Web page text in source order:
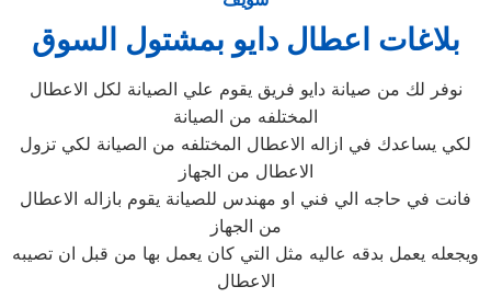
بلاغات اعطال دايو بمشتول السوق
نوفر لك من صيانة دايو فريق يقوم علي الصيانة لكل الاعطال
المختلفه من الصيانة
لكي يساعدك في ازاله الاعطال المختلفه من الصيانة لكي تزول
الاعطال من الجهاز
فانت في حاجه الي فني او مهندس للصيانة يقوم بازاله الاعطال
من الجهاز
ويجعله يعمل بدقه عاليه مثل التي كان يعمل بها من قبل ان تصيبه
الاعطال